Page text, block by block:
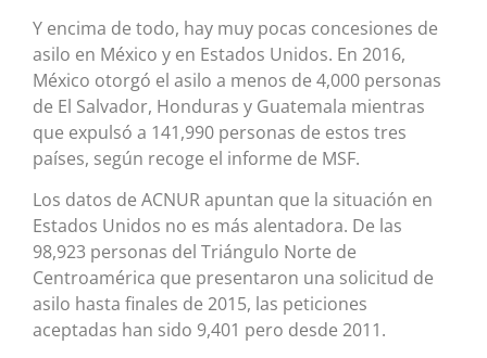
Y encima de todo, hay muy pocas concesiones de
asilo en México y en Estados Unidos. En 2016,
México otorgó el asilo a menos de 4,000 personas
de El Salvador, Honduras y Guatemala mientras
que expulsó a 141,990 personas de estos tres
países, según recoge el informe de MSF.
Los datos de ACNUR apuntan que la situación en
Estados Unidos no es más alentadora. De las
98,923 personas del Triángulo Norte de
Centroamérica que presentaron una solicitud de
asilo hasta finales de 2015, las peticiones
aceptadas han sido 9,401 pero desde 2011.